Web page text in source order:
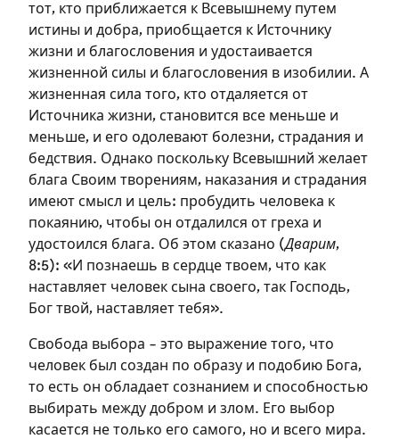
тот, кто приближается к Всевышнему путем
истины и добра, приобщается к Источнику
жизни и благословения и удостаивается
жизненной силы и благословения в изобилии. А
жизненная сила того, кто отдаляется от
Источника жизни, становится все меньше и
меньше, и его одолевают болезни, страдания и
бедствия. Однако поскольку Всевышний желает
блага Своим творениям, наказания и страдания
имеют смысл и цель: пробудить человека к
покаянию, чтобы он отдалился от греха и
удостоился блага. Об этом сказано (Дварим,
8:5): «И познаешь в сердце твоем, что как
наставляет человек сына своего, так Господь,
Бог твой, наставляет тебя».
Свобода выбора – это выражение того, что
человек был создан по образу и подобию Бога,
то есть он обладает сознанием и способностью
выбирать между добром и злом. Его выбор
касается не только его самого, но и всего мира.
Зарегистрироваться